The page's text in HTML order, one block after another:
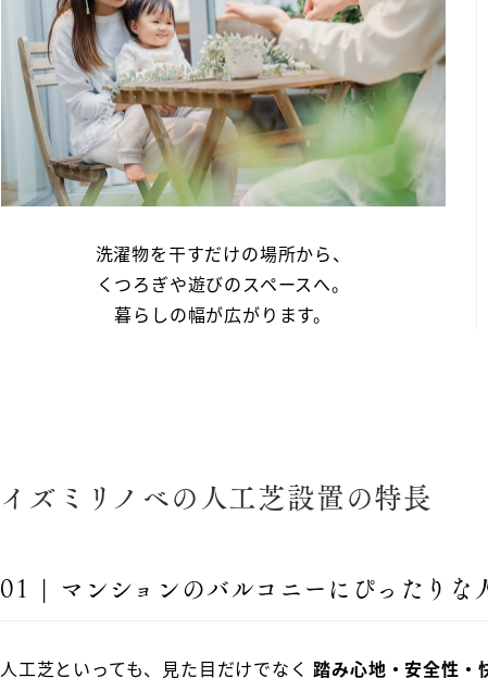
洗濯物を干すだけの場所から、
くつろぎや遊びのスペースへ。
暮らしの幅が広がります。
イズミリノベの人工芝設置の特長
01 | マンションのバルコニーにぴったりな
人工芝といっても、見た目だけでなく踏み心地・安全性・